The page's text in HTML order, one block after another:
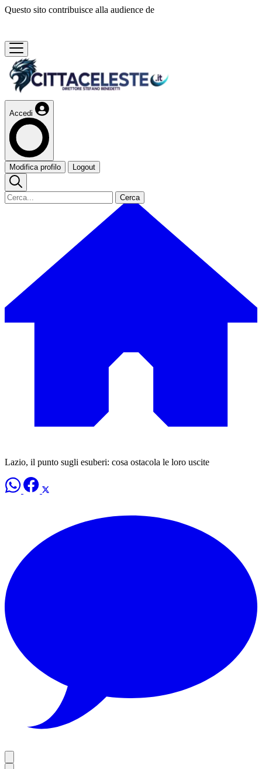
Questo sito contribuisce alla audience de
Accedi
Modifica profilo Logout
Cerca
Lazio, il punto sugli esuberi: cosa ostacola le loro uscite